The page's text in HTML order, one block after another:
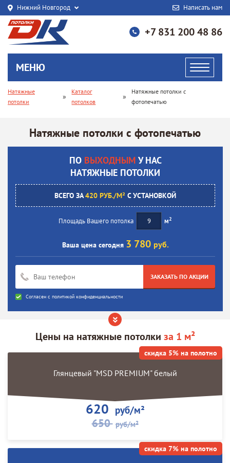
Нижний Новгород Написать нам
+7 831 200 48 86
МЕНЮ
Натяжные
потолки
»
Каталог
потолков
»
Натяжные потолки с
фотопечатью
Натяжные потолки с фотопечатью
ПО ВЫХОДНЫМУ НАС
НАТЯЖНЫЕ ПОТОЛКИ
ВСЕГО ЗА420 РУБ./М² С УСТАНОВКОЙ
Площадь Вашего потолка м2
Ваша цена сегодня 3 780 руб.
ЗАКАЗАТЬ ПО АКЦИИ
Согласен с политикой конфиденциальности
Цены на натяжные потолки за 1 м²
Глянцевый "MSD PREMIUM" белый
620 руб/м²
650 руб/м²
скидка 5% на полотно
скидка 7% на полотно